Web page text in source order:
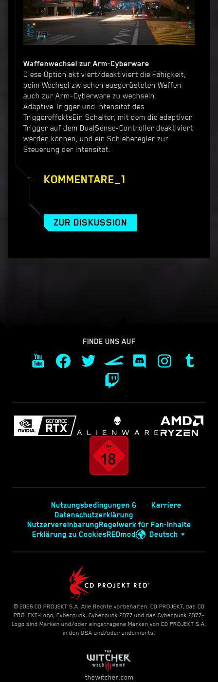
Waffenwechsel zur Arm-Cyberware
Diese Option aktiviert/deaktiviert die Fähigkeit,
beim Wechsel zwischen ausgerüsteten Waffen
auch zur Arm-Cyberware zu wechseln.
Adaptive Trigger und Intensität des
TriggereffektsEin Schalter, mit dem die adaptiven
Trigger auf dem DualSense-Controller deaktiviert
werden können, und ein Schieberegler zur
Steuerung der Intensität.
KOMMENTARE_1
ZUR DISKUSSION
FINDE UNS AUF
Nutzungsbedingungen &
Datenschutzerklärung
Karriere
NutzervereinbarungRegelwerk für Fan-Inhalte
Erklärung zu CookiesREDmod Deutsch
© 2026 CD PROJEKT S.A. Alle Rechte vorbehalten. CD PROJEKT, das CD
PROJEKT-Logo, Cyberpunk, Cyberpunk 2077 und das Cyberpunk 2077-
Logo sind Marken und/oder eingetragene Marken von CD PROJEKT S.A.
in den USA und/oder andernorts.
thewitcher.com